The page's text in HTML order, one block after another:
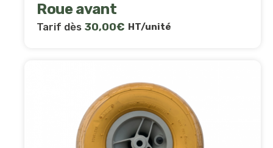
Roue avant
Tarif dès 30,00€ HT/unité